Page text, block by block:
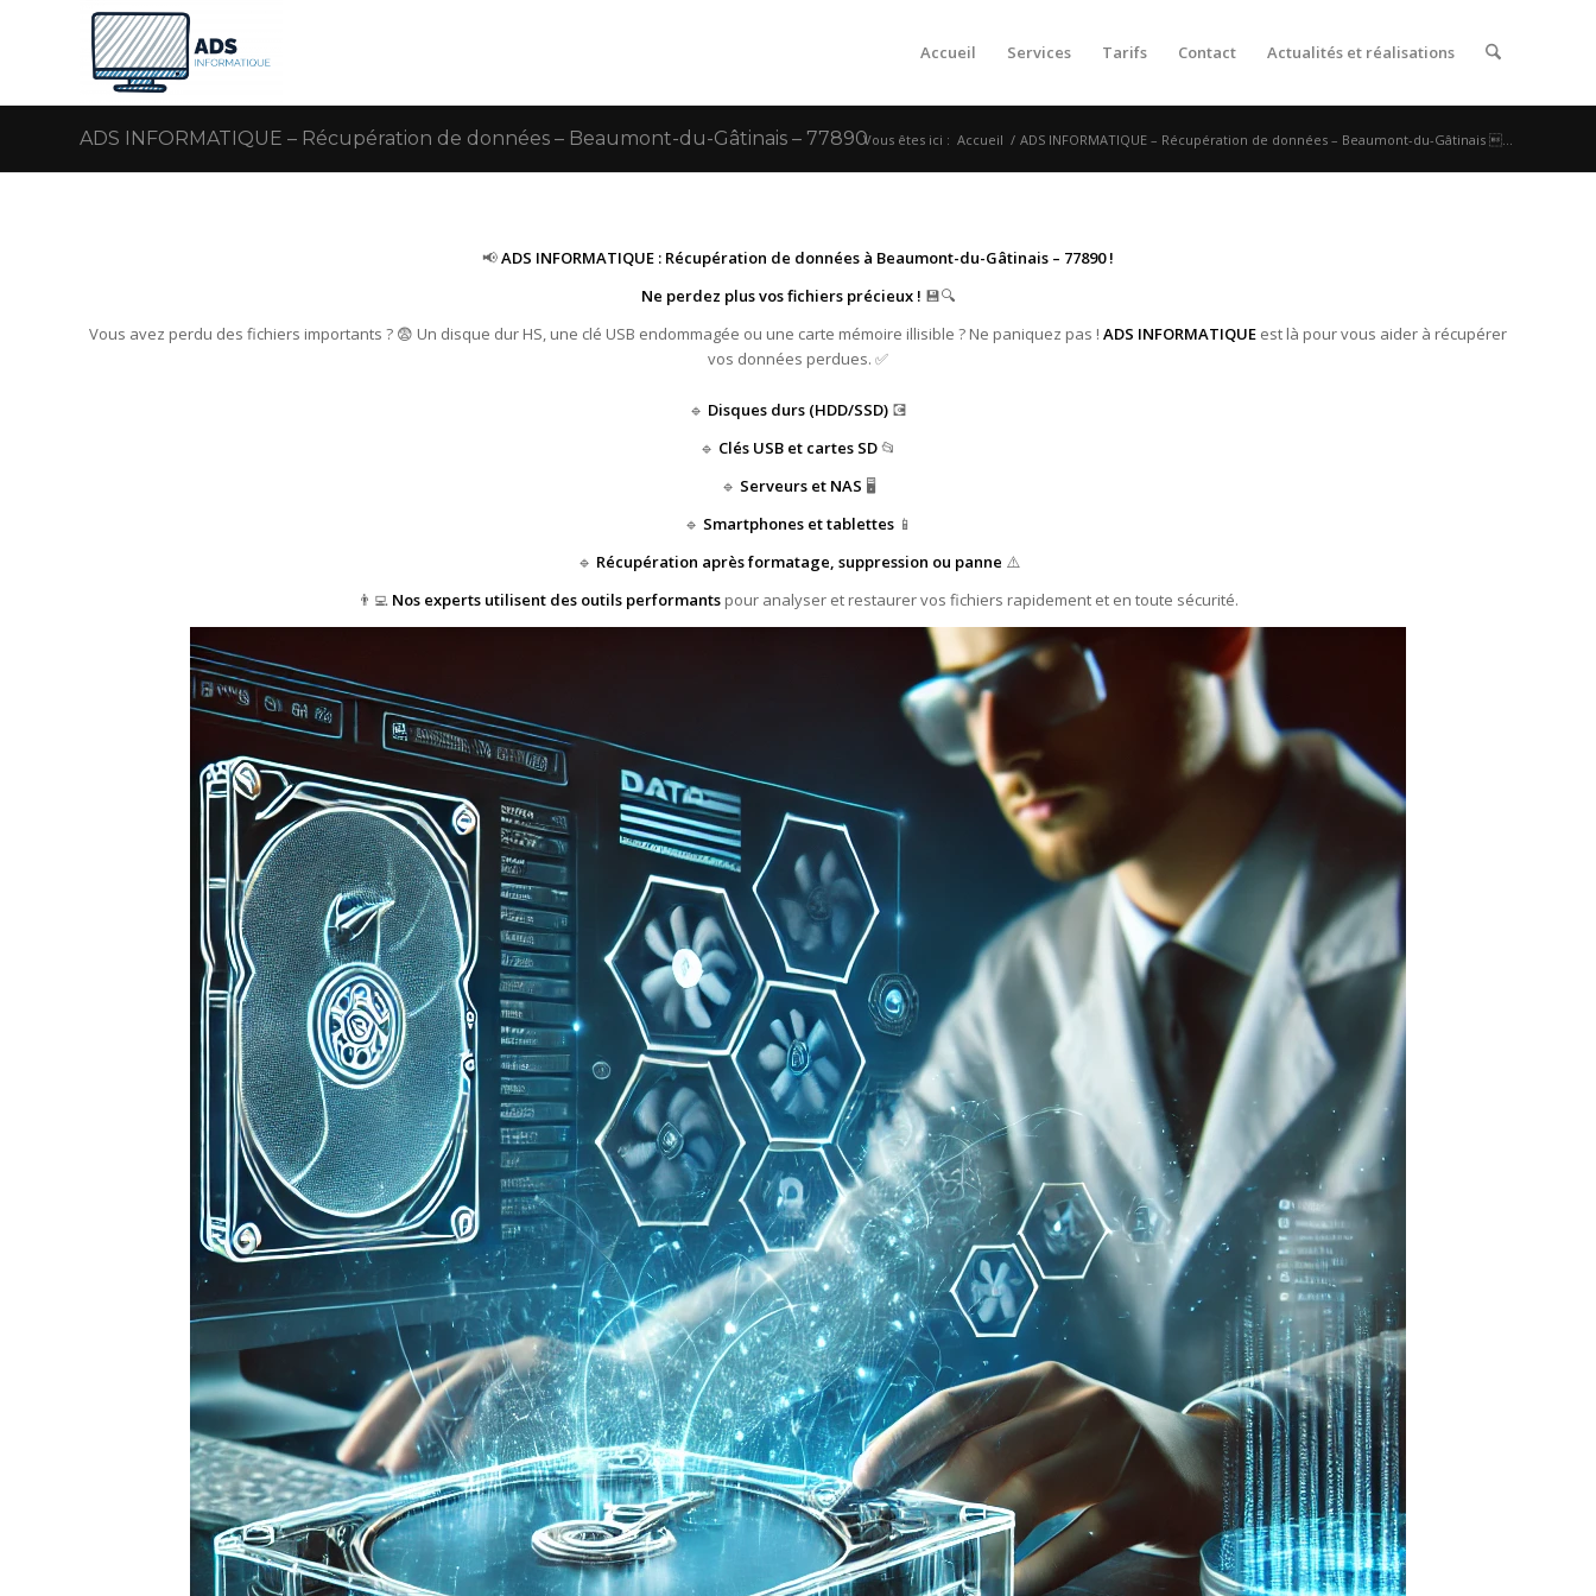
Accueil Services Tarifs Contact Actualités et réalisations
ADS INFORMATIQUE – Récupération de données – Beaumont-du-Gâtinais – 77890Vous êtes ici : Accueil / ADS INFORMATIQUE – Récupération de données – Beaumont-du-Gâtinais ...
📢ADS INFORMATIQUE : Récupération de données à Beaumont-du-Gâtinais – 77890 !
Ne perdez plus vos fichiers précieux ! 💾🔍
Vous avez perdu des fichiers importants ? 😨 Un disque dur HS, une clé USB endommagée ou une carte mémoire illisible ? Ne paniquez pas ! ADS INFORMATIQUE est là pour vous aider à récupérer
vos données perdues. ✅
🔹 Disques durs (HDD/SSD) 💽
🔹 Clés USB et cartes SD📂
🔹 Serveurs et NAS 🖥️
🔹 Smartphones et tablettes📱
🔹 Récupération après formatage, suppression ou panne ⚠️
👨‍💻 Nos experts utilisent des outils performants pour analyser et restaurer vos fichiers rapidement et en toute sécurité.